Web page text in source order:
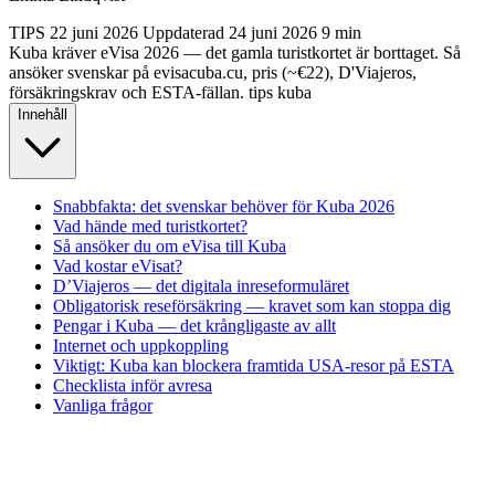
TIPS 22 juni 2026 Uppdaterad 24 juni 2026 9 min
Kuba kräver eVisa 2026 — det gamla turistkortet är borttaget. Så
ansöker svenskar på evisacuba.cu, pris (~€22), D'Viajeros,
försäkringskrav och ESTA-fällan. tips kuba
Innehåll
Snabbfakta: det svenskar behöver för Kuba 2026
Vad hände med turistkortet?
Så ansöker du om eVisa till Kuba
Vad kostar eVisat?
D’Viajeros — det digitala inreseformuläret
Obligatorisk reseförsäkring — kravet som kan stoppa dig
Pengar i Kuba — det krångligaste av allt
Internet och uppkoppling
Viktigt: Kuba kan blockera framtida USA-resor på ESTA
Checklista inför avresa
Vanliga frågor